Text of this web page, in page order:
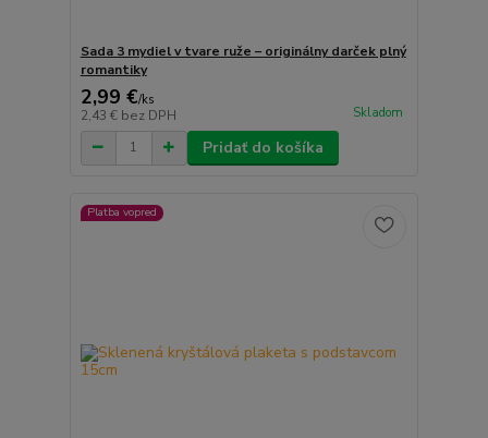
Sada 3 mydiel v tvare ruže – originálny darček plný
romantiky
2,99 €/ks
2,43 € bez DPH Skladom
Pridať do košíka
Platba vopred